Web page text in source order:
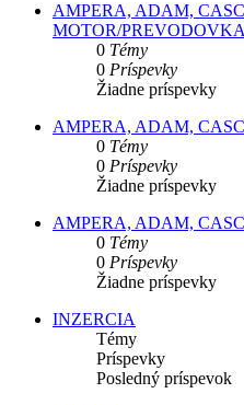
AMPERA, ADAM,
MOTOR/
0 Témy
0 Príspevky
Žiadne príspevky
AMPERA, ADAM,
0 Témy
0 Príspevky
Žiadne príspevky
AMPERA, ADAM,
0 Témy
0 Príspevky
Žiadne príspevky
INZERCIA
Témy
Príspevky
Posledný príspevok